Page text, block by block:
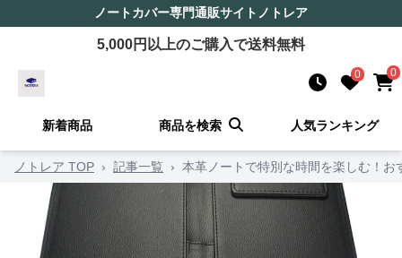
ノートカバー専門通販サイト ノトレア
5,000円以上のご購入で送料無料
0 0
新着商品 商品を検索 人気ランキング
ノトレア TOP › 記事一覧 › 本革ノートで特別な時間を楽しむ！お